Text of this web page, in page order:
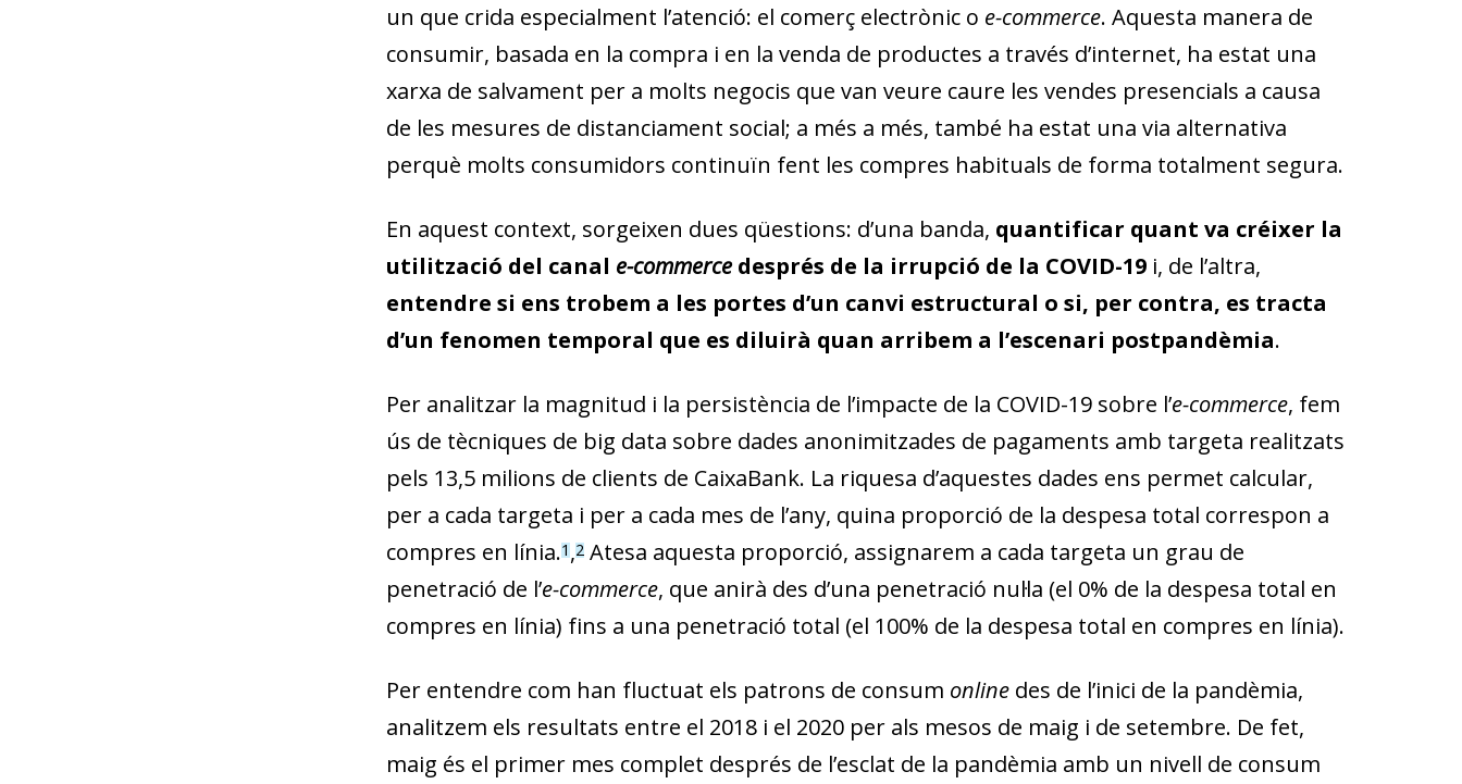
un que crida especialment l’atenció: el comerç electrònic o e-commerce. Aquesta manera de
consumir, basada en la compra i en la venda de productes a través d’internet, ha estat una
xarxa de salvament per a molts negocis que van veure caure les vendes presencials a causa
de les mesures de distanciament social; a més a més, també ha estat una via alternativa
perquè molts consumidors continuïn fent les compres habituals de forma totalment segura.
En aquest context, sorgeixen dues qüestions: d’una banda, quantificar quant va créixer la
utilització del canal e-commercedesprés de la irrupció de la COVID-19i, de l’altra,
entendre si ens trobem a les portes d’un canvi estructural o si, per contra, es tracta
d’un fenomen temporal que es diluirà quan arribem a l’escenari postpandèmia.
Per analitzar la magnitud i la persistència de l’impacte de la COVID-19 sobre l’e-commerce, fem
ús de tècniques de big data sobre dades anonimitzades de pagaments amb targeta realitzats
pels 13,5 milions de clients de CaixaBank. La riquesa d’aquestes dades ens permet calcular,
per a cada targeta i per a cada mes de l’any, quina proporció de la despesa total correspon a
compres en línia.1,2Atesa aquesta proporció, assignarem a cada targeta un grau de
penetració de l’e-commerce, que anirà des d’una penetració nul·la (el 0% de la despesa total en
compres en línia) fins a una penetració total (el 100% de la despesa total en compres en línia).
Per entendre com han fluctuat els patrons de consum online des de l’inici de la pandèmia,
analitzem els resultats entre el 2018 i el 2020 per als mesos de maig i de setembre. De fet,
maig és el primer mes complet després de l’esclat de la pandèmia amb un nivell de consum